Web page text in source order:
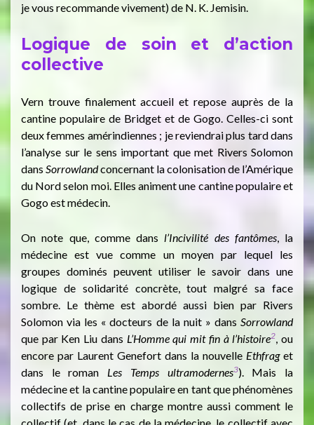
je vous recommande vivement) de N. K. Jemisin.
Logique de soin et d’action
collective
Vern trouve finalement accueil et repose auprès de la
cantine populaire de Bridget et de Gogo. Celles-ci sont
deux femmes amérindiennes ; je reviendrai plus tard dans
l’analyse sur le sens important que met Rivers Solomon
dans Sorrowlandconcernant la colonisation de l’Amérique
du Nord selon moi. Elles animent une cantine populaire et
Gogo est médecin.
On note que, comme dansl’Incivilité des fantômes, la
médecine est vue comme un moyen par lequel les
groupes dominés peuvent utiliser le savoir dans une
logique de solidarité concrète, tout malgré sa face
sombre. Le thème est abordé aussi bien par Rivers
Solomon via les « docteurs de la nuit » dans Sorrowland
que par Ken Liu dans L’Homme qui mit fin à l’histoire2, ou
encore par Laurent Genefort dans la nouvelle Ethfraget
dans le roman Les Temps ultramodernes3). Mais la
médecine et la cantine populaire en tant que phénomènes
collectifs de prise en charge montre aussi comment le